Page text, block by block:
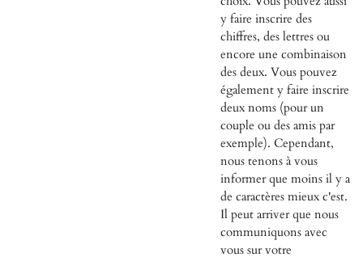
y faire inscrire des
chiffres, des lettres ou
encore une combinaison
des deux. Vous pouvez
également y faire inscrire
deux noms (pour un
couple ou des amis par
exemple). Cependant,
nous tenons à vous
informer que moins il y a
de caractères mieux c'est.
Il peut arriver que nous
communiquons avec
vous sur votre